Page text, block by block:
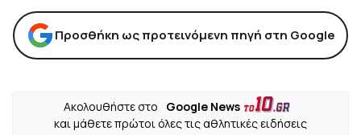
Προσθήκη ως προτεινόμενη πηγή στη Google
Ακολουθήστε στο
Google News
και μάθετε πρώτοι όλες τις αθλητικές ειδήσεις